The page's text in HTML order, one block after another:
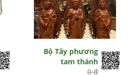
Bộ Tây phương
tam thánh
0 đ